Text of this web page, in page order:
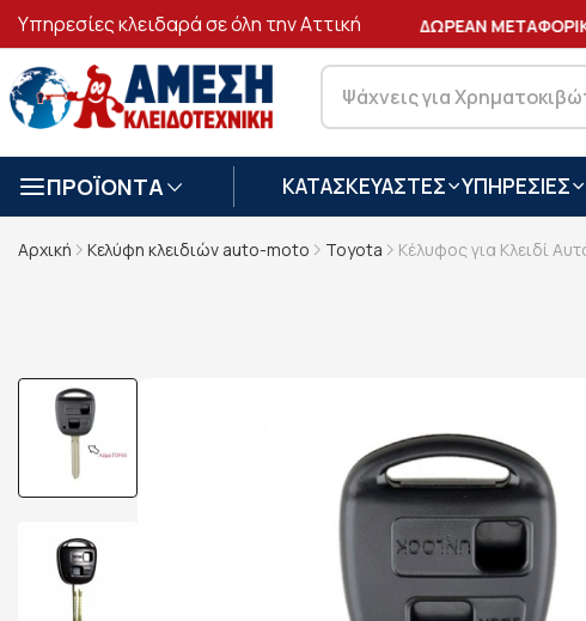
Υπηρεσίες κλειδαρά σε όλη την Αττική
ΑΣΦΑΛΕΙΣ ΣΥΝΑΛΛΑΓΕΣ ΔΩΡΕΑΝ
ΠΡΟΪΟΝΤΑ ΚΑΤΑΣΚΕΥΑΣΤΕΣ ΥΠΗΡΕΣΙΕΣ
Αρχική Κελύφη κλειδιών auto-moto Toyota Κέλυφος για Κλειδί